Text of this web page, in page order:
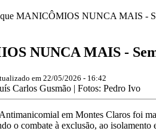
NUNCA MAIS -
em 22/05/2026 - 16:42
Carlos Gusmão | Fotos: Pedro Ivo
em Montes Claros foi
o combate à exclusão, ao isolamento